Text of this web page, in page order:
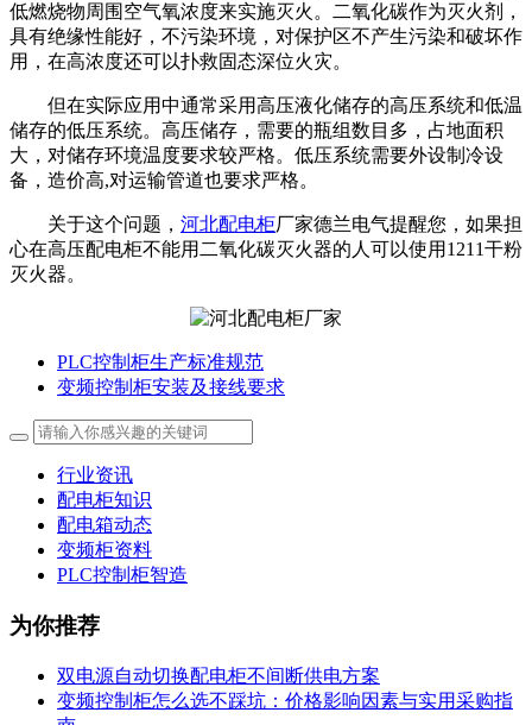
低燃烧物周围空气氧浓度来实施灭火。二氧化碳作为灭火剂，
具有绝缘性能好，不污染环境，对保护区不产生污染和破坏作
用，在高浓度还可以扑救固态深位火灾。
但在实际应用中通常采用高压液化储存的高压系统和低温
储存的低压系统。高压储存，需要的瓶组数目多，占地面积
大，对储存环境温度要求较严格。低压系统需要外设制冷设
备，造价高,对运输管道也要求严格。
关于这个问题， 河北配电柜厂家德兰电气提醒您，如果担
心在高压配电柜不能用二氧化碳灭火器的人可以使用1211干粉
灭火器。
PLC控制柜生产标准规范
变频控制柜安装及接线要求
行业资讯
配电柜知识
配电箱动态
变频柜资料
PLC控制柜智造
为你推荐
双电源自动切换配电柜不间断供电方案
变频控制柜怎么选不踩坑：价格影响因素与实用采购指